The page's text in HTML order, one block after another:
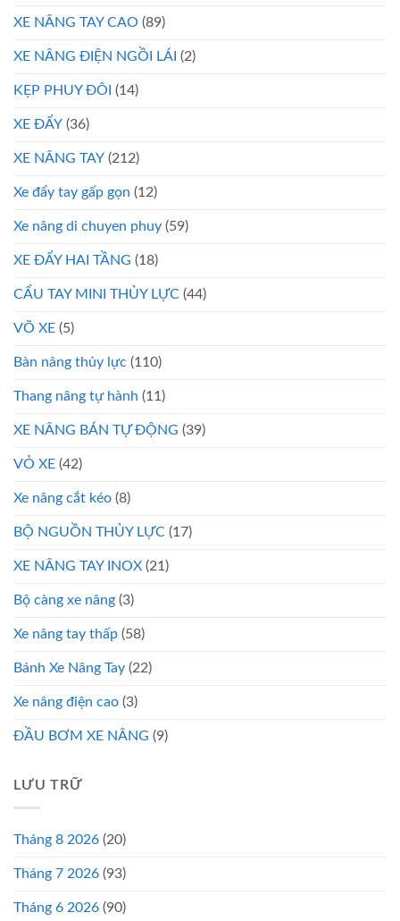
XE NÂNG TAY CAO (89)
XE NÂNG ĐIỆN NGỒI LÁI (2)
KẸP PHUY ĐÔI (14)
XE ĐẨY (36)
XE NÂNG TAY (212)
Xe đẩy tay gấp gọn (12)
Xe nâng di chuyen phuy (59)
XE ĐẨY HAI TẦNG (18)
CẨU TAY MINI THỦY LỰC (44)
VÕ XE (5)
Bàn nâng thủy lực (110)
Thang nâng tự hành (11)
XE NÂNG BÁN TỰ ĐỘNG (39)
VỎ XE (42)
Xe nâng cắt kéo (8)
BỘ NGUỒN THỦY LỰC (17)
XE NÂNG TAY INOX (21)
Bộ càng xe nâng (3)
Xe nâng tay thấp (58)
Bánh Xe Nâng Tay (22)
Xe nâng điện cao (3)
ĐẦU BƠM XE NÂNG (9)
LƯU TRỮ
Tháng 8 2026 (20)
Tháng 7 2026 (93)
Tháng 6 2026 (90)